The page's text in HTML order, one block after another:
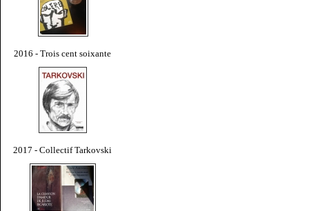
2016 - Trois cent soixante
2017 - Collectif Tarkovski